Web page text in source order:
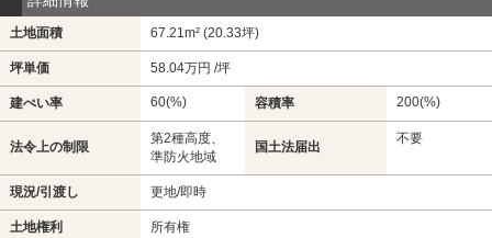
土地面積 67.21m² (20.33坪)
坪単価 58.04万円 /坪
建ぺい率 60(%) 容積率 200(%)
法令上の制限
第2種高度、
準防火地域
国土法届出
不要
現況/引渡し 更地/即時
土地権利 所有権